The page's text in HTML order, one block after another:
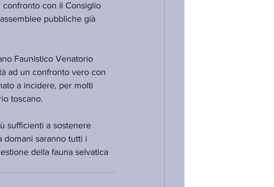
confronto con il Consiglio
pubbliche già
Faunistico Venatorio
ad un confronto vero con
a incidere, per molti
toscano.
sufficienti a sostenere
domani saranno tutti i
della fauna selvatica